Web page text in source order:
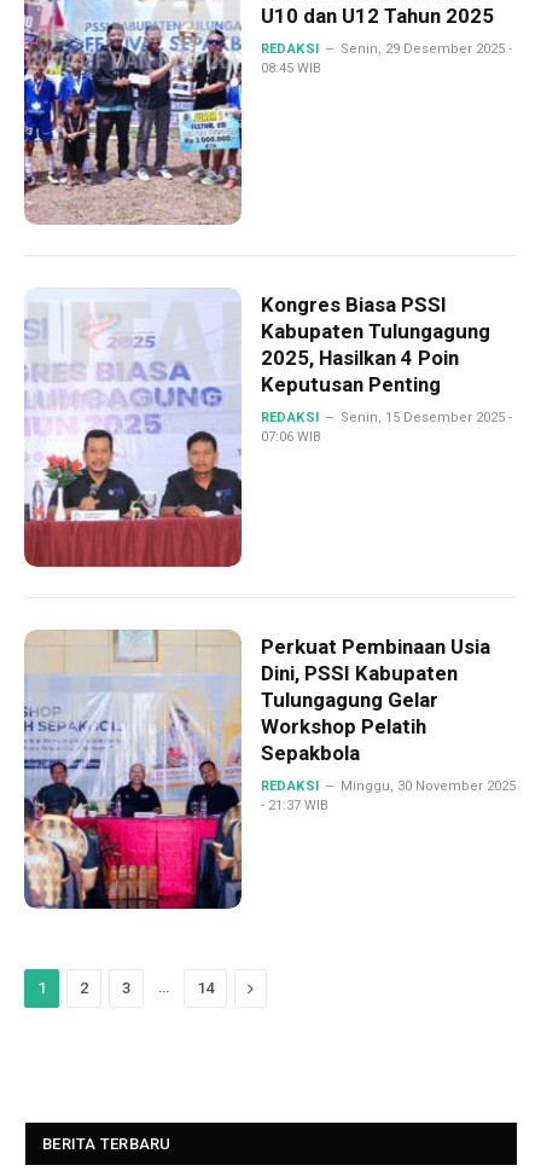
U10 dan U12 Tahun 2025
REDAKSI
Senin, 29 Desember 2025 -
08:45 WIB
Kongres Biasa PSSI
Kabupaten Tulungagung
2025, Hasilkan 4 Poin
Keputusan Penting
REDAKSI
Senin, 15 Desember 2025 -
07:06 WIB
Perkuat Pembinaan Usia
Dini, PSSI Kabupaten
Tulungagung Gelar
Workshop Pelatih
Sepakbola
REDAKSI
Minggu, 30 November 2025
- 21:37 WIB
1 2 3 … 14 Next
BERITA TERBARU